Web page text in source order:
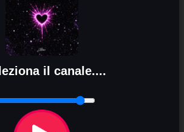
il canale....